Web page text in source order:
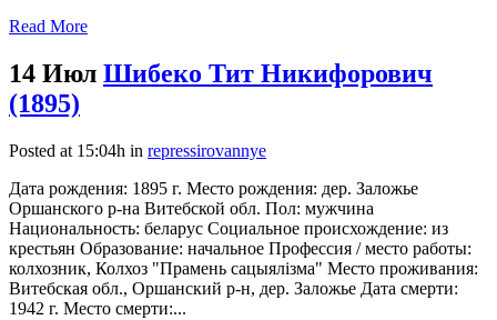
Read More
14 Июл Шибеко Тит Никифорович
(1895)
Posted at 15:04h in repressirovannye
Дата рождения: 1895 г. Место рождения: дер. Заложье
Оршанского р-на Витебской обл. Пол: мужчина
Национальность: беларус Социальное происхождение: из
крестьян Образование: начальное Профессия / место работы:
колхозник, Колхоз "Прамень сацыялiзма" Место проживания:
Витебская обл., Оршанский р-н, дер. Заложье Дата смерти:
1942 г. Место смерти:...